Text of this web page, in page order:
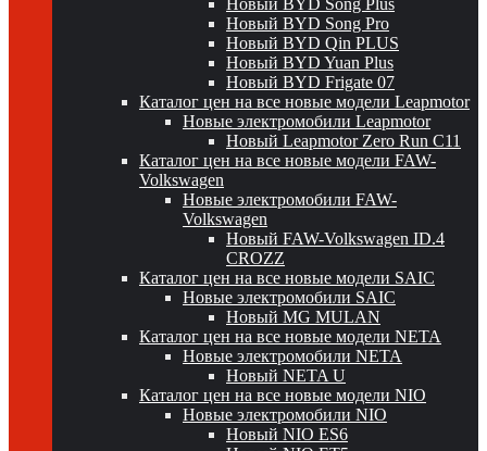
Новый BYD Song Plus
Новый BYD Song Pro
Новый BYD Qin PLUS
Новый BYD Yuan Plus
Новый BYD Frigate 07
Каталог цен на все новые модели Leapmotor
Новые электромобили Leapmotor
Новый Leapmotor Zero Run C11
Каталог цен на все новые модели FAW-
Volkswagen
Новые электромобили FAW-
Volkswagen
Новый FAW-Volkswagen ID.4
CROZZ
Каталог цен на все новые модели SAIC
Новые электромобили SAIC
Новый MG MULAN
Каталог цен на все новые модели NETA
Новые электромобили NETA
Новый NETA U
Каталог цен на все новые модели NIO
Новые электромобили NIO
Новый NIO ES6